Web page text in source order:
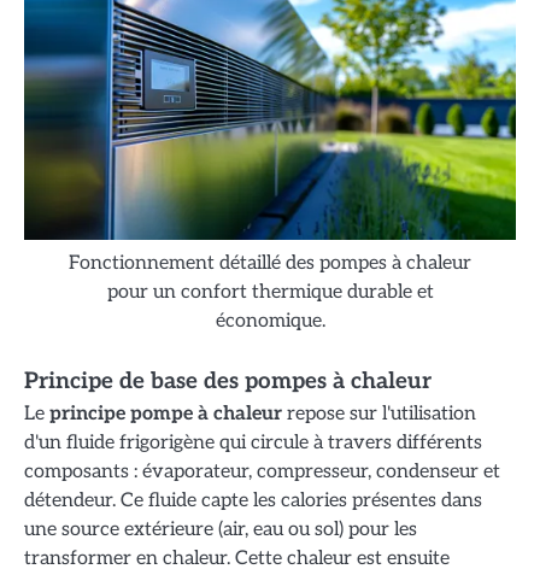
Fonctionnement détaillé des pompes à chaleur
pour un confort thermique durable et
économique.
Principe de base des pompes à chaleur
Le principe pompe à chaleur repose sur l'utilisation
d'un fluide frigorigène qui circule à travers différents
composants : évaporateur, compresseur, condenseur et
détendeur. Ce fluide capte les calories présentes dans
une source extérieure (air, eau ou sol) pour les
transformer en chaleur. Cette chaleur est ensuite